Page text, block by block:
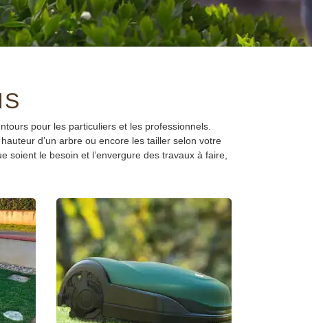
pour les particuliers et les professionnels.
d’un arbre ou encore les tailler selon votre
le besoin et l’envergure des travaux à faire,